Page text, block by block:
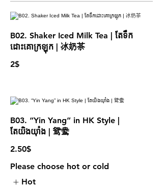
B02. Shaker Iced Milk Tea | តែទឹក
ដោះគោក្រឡុក | 冰奶茶
2$
B03. “Yin Yang” in HK Style |
តែយិងយុាំង | 鸳鸯
2.50$
Please choose hot or cold
Hot